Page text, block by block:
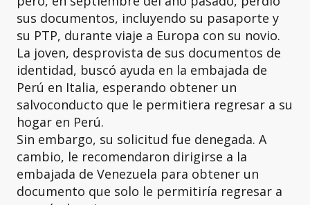
sus documentos, incluyendo su pasaporte y
su PTP, durante viaje a Europa con su novio.
La joven, desprovista de sus documentos de
identidad, buscó ayuda en la embajada de
Perú en Italia, esperando obtener un
salvoconducto que le permitiera regresar a su
hogar en Perú.
Sin embargo, su solicitud fue denegada. A
cambio, le recomendaron dirigirse a la
embajada de Venezuela para obtener un
documento que solo le permitiría regresar a